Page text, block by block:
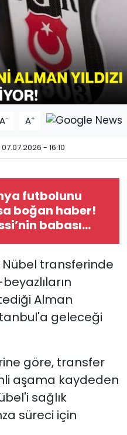
A- A+
07.07.2026 - 16:10
futbolunu
boğan haber!
babası
kaybetti
transferinde
Alman
geleceği
göre, transfer
aşama kaydeden
sağlık
süreci için